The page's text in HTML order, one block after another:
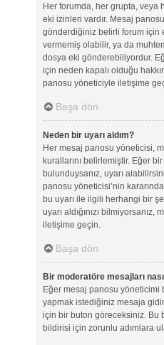
Her forumda, her grupta, veya
eki izinleri vardır. Mesaj
gönderdiğiniz belirli forum için
vermemiş olabilir, ya da
dosya eki gönderebiliyordur.
için neden kapalı olduğu
panosu yöneticiyle iletişime
Başa dön
Neden bir uyarı aldım?
Her mesaj panosu yöneticisi,
kurallarını belirlemiştir. Eğer
bulunduysanız, uyarı
panosu yöneticisi’nin
bu uyarı ile ilgili herhangi bir
uyarı aldığınızı
iletişime geçin.
Başa dön
Bir moderatöre mesajları
Eğer mesaj panosu yöneticimi
yapmak istediğiniz mesaja
için bir buton göreceksiniz. Bu
bildirisi için zorunlu adımlara